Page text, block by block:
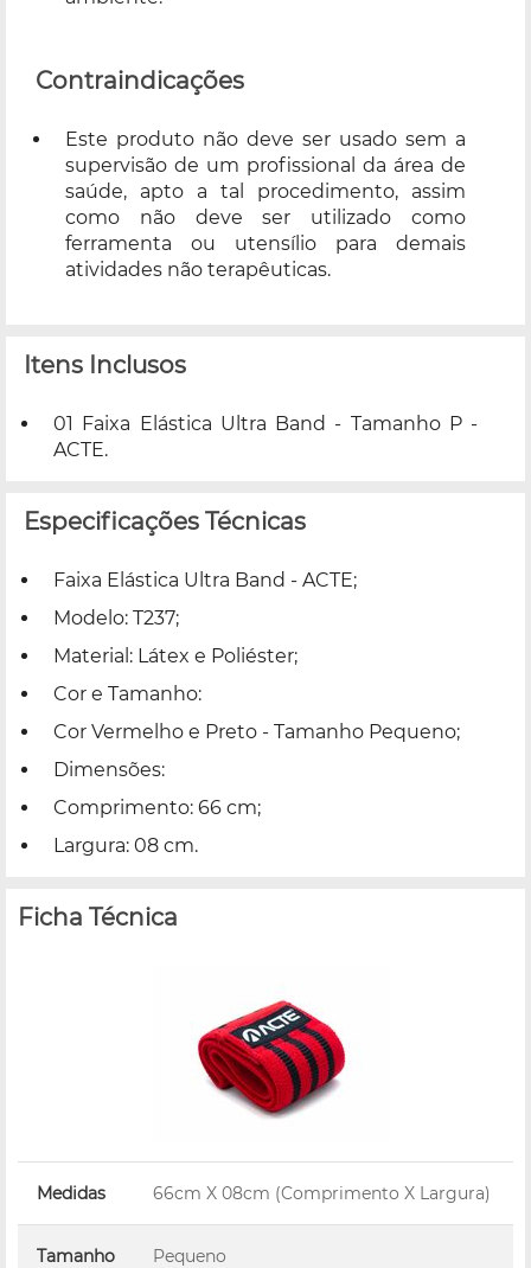
Contraindicações
Este produto não deve ser usado sem a
supervisão de um profissional da área de
saúde, apto a tal procedimento, assim
como não deve ser utilizado como
ferramenta ou utensílio para demais
atividades não terapêuticas.
Itens Inclusos
01 Faixa Elástica Ultra Band - Tamanho P -
ACTE.
Especificações Técnicas
Faixa Elástica Ultra Band - ACTE;
Modelo: T237;
Material: Látex e Poliéster;
Cor e Tamanho:
Cor Vermelho e Preto - Tamanho Pequeno;
Dimensões:
Comprimento: 66 cm;
Largura: 08 cm.
Ficha Técnica
Medidas 66cm X 08cm (Comprimento X Largura)
Tamanho Pequeno